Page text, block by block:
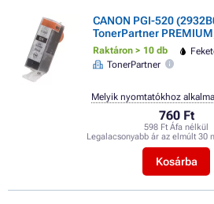
CANON PGI-520
TonerPartner
Raktáron > 10 db
TonerPartner
760 Ft
598 Ft Áfa nélkül
Legalacsonyabb ár az elmúlt 30
Kosárba
Melyik nyomtatókhoz